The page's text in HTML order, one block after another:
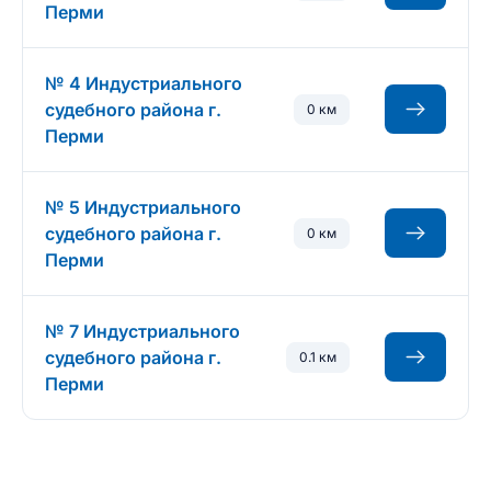
Перми
№ 4 Индустриального
судебного района г.
Перми
0 км
№ 5 Индустриального
судебного района г.
Перми
0 км
№ 7 Индустриального
судебного района г.
Перми
0.1 км